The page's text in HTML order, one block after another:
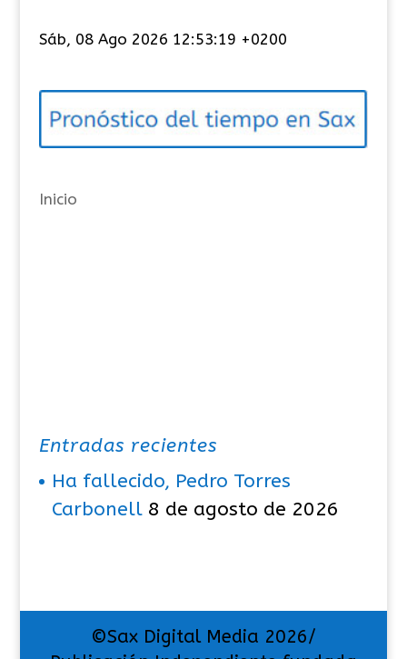
e
o
í
s
Sáb, 08 Ago 2026 12:53:19 +0200
Inicio
Entradas recientes
Ha fallecido, Pedro Torres
Carbonell 8 de agosto de 2026
©Sax Digital Media 2026/